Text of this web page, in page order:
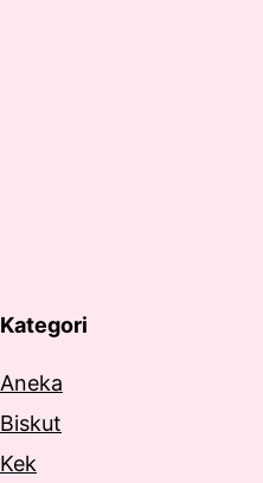
Kategori
Aneka
Biskut
Kek